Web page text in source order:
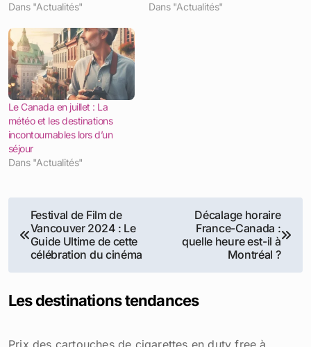
Dans "Actualités"
Dans "Actualités"
Le Canada en juillet : La
météo et les destinations
incontournables lors d’un
séjour
Dans "Actualités"
Navigation
de
l’article
Festival de Film de
Vancouver 2024 : Le
Guide Ultime de cette
célébration du cinéma
Décalage horaire
France-Canada :
quelle heure est-il à
Montréal ?
Les destinations tendances